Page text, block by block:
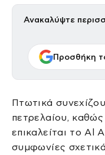
Ανακαλύψτε
Προσθήκη
Πτωτικά
πετρελαίου,
επικαλείται το Al
συμφωνίες